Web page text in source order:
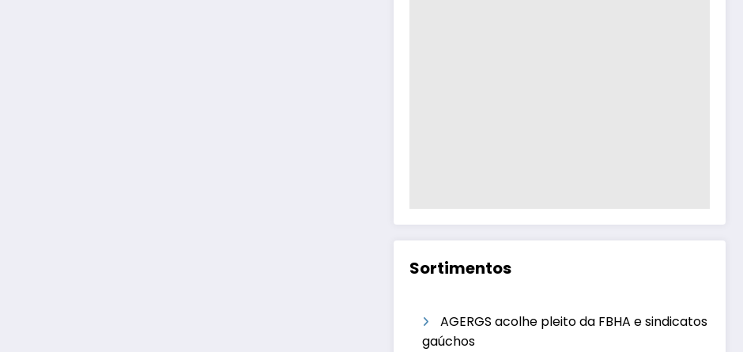
Sortimentos
AGERGS acolhe pleito da FBHA e sindicatos
gaúchos